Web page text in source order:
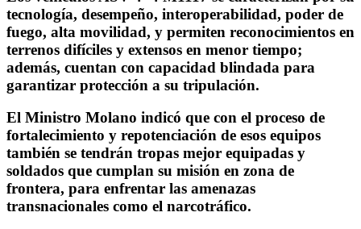
tecnología, desempeño, interoperabilidad, poder de
fuego, alta movilidad, y permiten reconocimientos en
terrenos difíciles y extensos en menor tiempo;
además, cuentan con capacidad blindada para
garantizar protección a su tripulación.
El Ministro Molano indicó que con el proceso de
fortalecimiento y repotenciación de esos equipos
también se tendrán tropas mejor equipadas y
soldados que cumplan su misión en zona de
frontera, para enfrentar las amenazas
transnacionales como el narcotráfico.